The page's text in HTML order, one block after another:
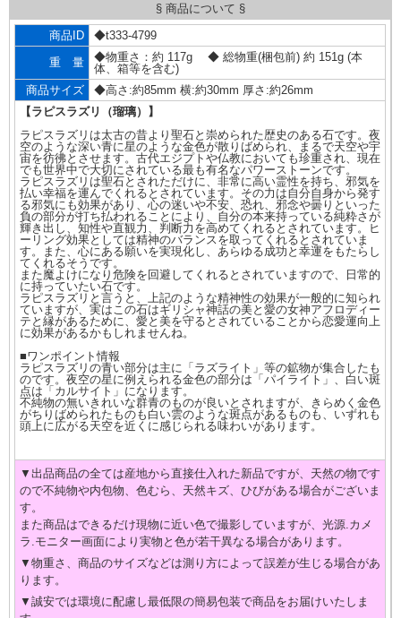
§ 商品について §
商品ID
◆t333-4799
重 量
◆物重さ：約 117g ◆ 総物重(梱包前) 約 151g (本
体、箱等を含む)
商品サイズ
◆高さ:約85mm 横:約30mm 厚さ:約26mm
【ラピスラズリ（瑠璃）】
ラピスラズリは太古の昔より聖石と崇められた歴史のある石です。夜
空のような深い青に星のような金色が散りばめられ、まるで天空や宇
宙を彷彿とさせます。古代エジプトや仏教においても珍重され、現在
でも世界中で大切にされている最も有名なパワーストーンです。
ラピスラズリは聖石とされただけに、非常に高い霊性を持ち、邪気を
払い幸福を運んでくれるとされています。その力は自分自身から発す
る邪気にも効果があり、心の迷いや不安、恐れ、邪念や曇りといった
負の部分が打ち払われることにより、自分の本来持っている純粋さが
輝き出し、知性や直観力、判断力を高めてくれるとされています。ヒ
ーリング効果としては精神のバランスを取ってくれるとされていま
す。また、心にある願いを実現化し、あらゆる成功と幸運をもたらし
てくれるそうです。
また魔よけになり危険を回避してくれるとされていますので、日常的
に持っていたい石です。
ラピスラズリと言うと、上記のような精神性の効果が一般的に知られ
ていますが、実はこの石はギリシャ神話の美と愛の女神アフロディー
テと縁があるために、愛と美を守るとされていることから恋愛運向上
に効果があるかもしれませんね。
■ワンポイント情報
ラピスラズリの青い部分は主に「ラズライト」等の鉱物が集合したも
のです。夜空の星に例えられる金色の部分は「パイライト」、白い斑
点は「カルサイト」になります。
不純物の無いきれいな群青のものが良いとされますが、きらめく金色
がちりばめられたものも白い雲のような斑点があるものも、いずれも
頭上に広がる天空を近くに感じられる味わいがあります。
▼出品商品の全ては産地から直接仕入れた新品ですが、天然の物です
ので不純物や内包物、色むら、天然キズ、ひびがある場合がございま
す。
また商品はできるだけ現物に近い色で撮影していますが、光源.カメ
ラ.モニター画面により実物と色が若干異なる場合があります。
▼物重さ、商品のサイズなどは測り方によって誤差が生じる場合があ
ります。
▼誠安では環境に配慮し最低限の簡易包装で商品をお届けいたしま